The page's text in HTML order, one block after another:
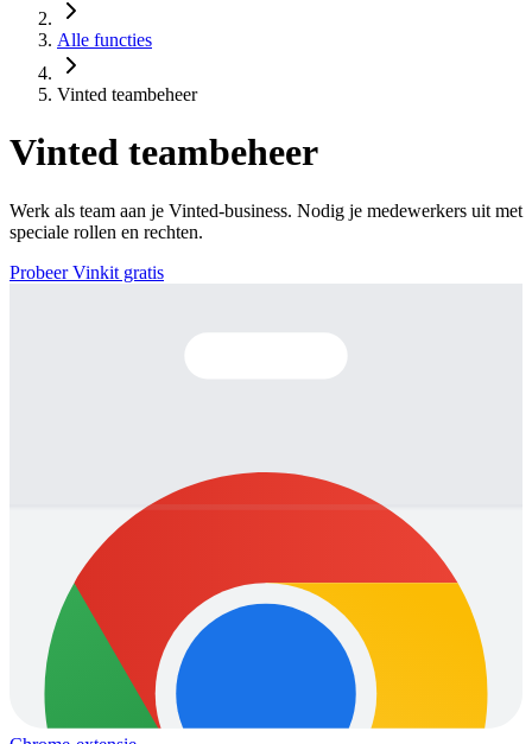
Alle functies
Vinted teambeheer
Vinted teambeheer
Werk als team aan je Vinted-business. Nodig je medewerkers uit met
speciale rollen en rechten.
Probeer Vinkit gratis